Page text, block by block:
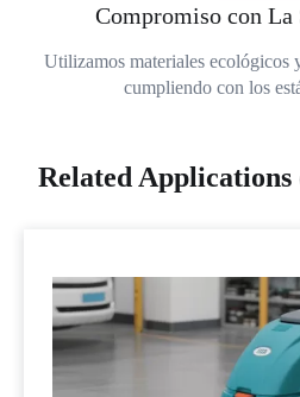
Compromiso con
Utilizamos materiales ecológicos
cumpliendo con los
Related